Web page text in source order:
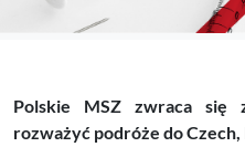
Polskie MSZ zwraca się
rozważyć podróże do